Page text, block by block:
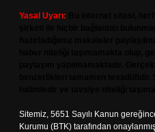
Yasal Uyarı:
Sitemiz, 5651 Sayılı Kanun
Kurumu (BTK) tarafından